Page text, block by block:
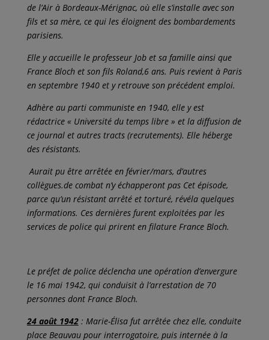
de l’Air à Bordeaux-Mérignac, où elle s’installe avec son
fils et sa mère, ce qui les éloignent des bombardements
parisiens.
Elle y accueille le professeur Job et sa famille ainsi que
France Bloch et son fils Roland,6 ans. Puis revient à Paris
en septembre 1940 et y retrouve son précédent emploi.
Adhère au parti communiste en 1940, elle y est
rédactrice « Université du temps libre » et la diffusion de
ce journal et autres tracts (recrutements). Elle héberge
des résistants.
Aurait pu être arrêtée en février/mars, d’autres
collègues.de combat n’y échapperont pas Cet épisode,
parce qu’un résistant arrêté et torturé, révéla quelques
informations. Ces dernières furent exploitées par les
services de police qui prirent en filature France Bloch.
Le préfet de police déclencha une opération d’envergure
le 16 mai 1942, qui conduisit à l’arrestation de 70
personnes dont France Bloch.
24 août 1942: Marie-Élisa fut arrêtée chez elle, conduite
place Beauvau pour interrogatoire, puis internée à la